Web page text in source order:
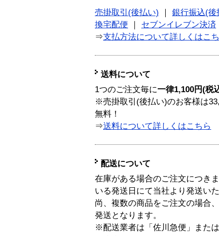
売掛取引(後払い)
銀行振込(後
換宅配便
セブンイレブン決済
⇒支払方法について詳しくはこ
送料について
1つのご注文毎に一律1,100円(税
※売掛取引(後払い)のお客様は
無料！
⇒送料について詳しくはこちら
配送について
在庫がある場合のご注文につき
いる発送日にて当社より発送い
尚、複数の商品をご注文の場合
発送となります。
※配送業者は「佐川急便」また